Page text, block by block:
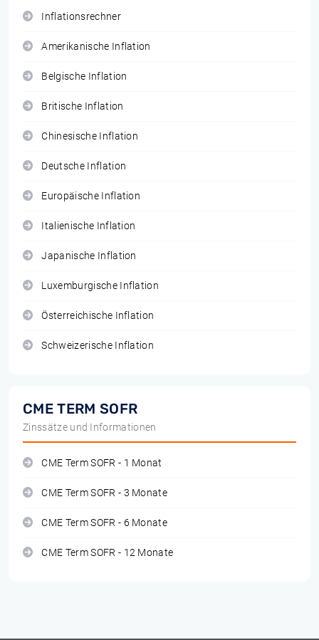
Inflationsrechner
Amerikanische Inflation
Belgische Inflation
Britische Inflation
Chinesische Inflation
Deutsche Inflation
Europäische Inflation
Italienische Inflation
Japanische Inflation
Luxemburgische Inflation
Österreichische Inflation
Schweizerische Inflation
CME TERM SOFR
Zinssätze und Informationen
CME Term SOFR - 1 Monat
CME Term SOFR - 3 Monate
CME Term SOFR - 6 Monate
CME Term SOFR - 12 Monate